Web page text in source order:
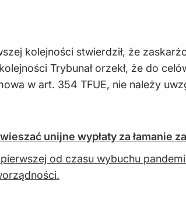
kolejności stwierdził, że
Trybunał orzekł, że do
w art. 354 TFUE, nie należy
unijne wypłaty za łamanie
od czasu wybuchu